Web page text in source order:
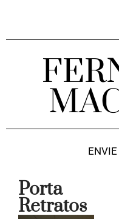
Porta
Retratos